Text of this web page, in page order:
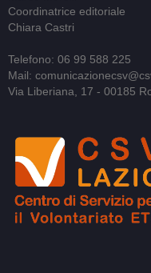
Coordinatrice editoriale
Chiara Castri
Telefono: 06 99 588 225
Mail:
Via Liberiana, 17 - 00185